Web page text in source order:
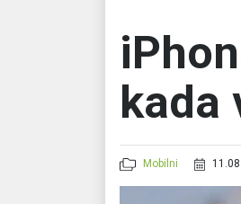
kada
Mobilni